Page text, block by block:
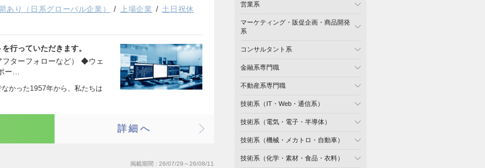
あり（日系グローバル企業） 上場企業
土日祝休
行っていただきます。
ターフォローなど） ◆ウェ
ー…
かった1957年から、私たちは
詳細へ
掲載期間 26/07/29～26/08/11
営業系
マーケティング・販促企画・商品開発
系
コンサルタント系
金融系専門職
不動産系専門職
技術系（IT・Web・通信系）
技術系（電気・電子・半導体）
技術系（機械・メカトロ・自動車）
技術系（化学・素材・食品・衣料）